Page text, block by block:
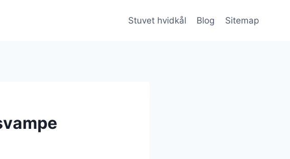
Stuvet hvidkål Blog Sitemap